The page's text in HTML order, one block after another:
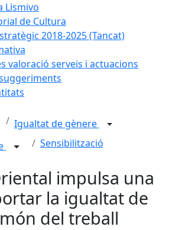
Lismivo
de Cultura
2018-2025 (Tancat)
valoració serveis i actuacions
Igualtat de gènere
Sensibilització
impulsa una
la igualtat de
del treball